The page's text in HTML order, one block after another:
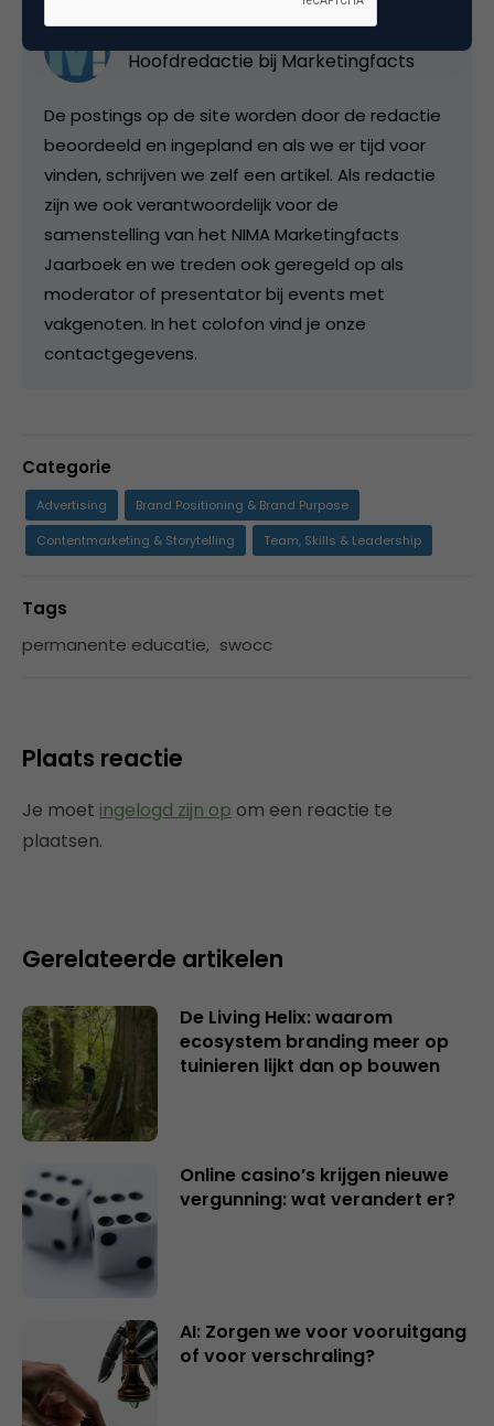
Redactie
Hoofdredactie bij Marketingfacts
De postings op de site worden door de redactie
beoordeeld en ingepland en als we er tijd voor
vinden, schrijven we zelf een artikel. Als redactie
zijn we ook verantwoordelijk voor de
samenstelling van het NIMA Marketingfacts
Jaarboek en we treden ook geregeld op als
moderator of presentator bij events met
vakgenoten. In het colofon vind je onze
contactgegevens.
Categorie
Advertising
Brand Positioning & Brand Purpose
Contentmarketing & Storytelling
Team, Skills & Leadership
Tags
permanente educatie, swocc
Plaats reactie
Je moet ingelogd zijn op om een reactie te
plaatsen.
Gerelateerde artikelen
De Living Helix: waarom
ecosystem branding meer op
tuinieren lijkt dan op bouwen
Online casino’s krijgen nieuwe
vergunning: wat verandert er?
AI: Zorgen we voor vooruitgang
of voor verschraling?